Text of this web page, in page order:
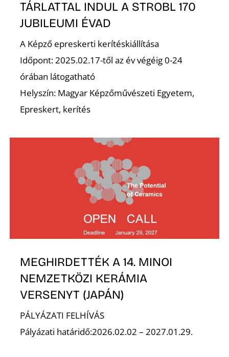
TÁRLATTAL INDUL A STROBL 170
JUBILEUMI ÉVAD
A Képző epreskerti kerítéskiállítása
Időpont: 2025.02.17-től az év végéig 0-24
órában látogatható
Helyszín: Magyar Képzőművészeti Egyetem,
Epreskert, kerítés
MEGHIRDETTÉK A 14. MINOI
NEMZETKÖZI KERÁMIA
VERSENYT (JAPÁN)
PÁLYÁZATI FELHÍVÁS
Pályázati határidő:2026.02.02 – 2027.01.29.